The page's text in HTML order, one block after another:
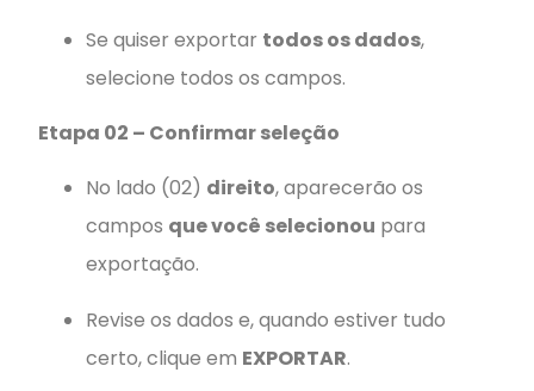
Se quiser exportar todos os dados,
selecione todos os campos.
Etapa 02 – Confirmar seleção
No lado (02) direito, aparecerão os
campos que você selecionou para
exportação.
Revise os dados e, quando estiver tudo
certo, clique em EXPORTAR.